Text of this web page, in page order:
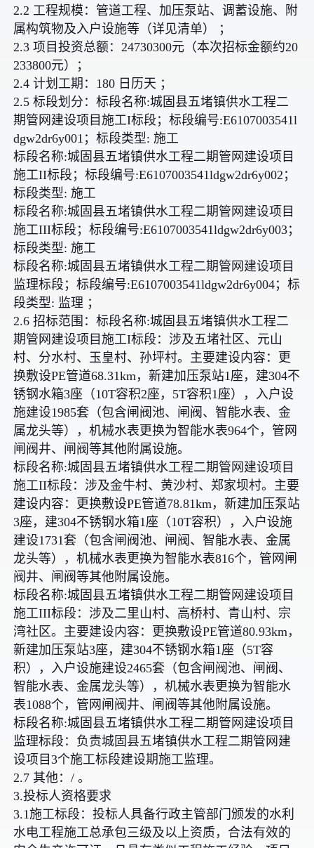
2.2 工程规模：管道工程、加压泵站、调蓄设施、附
属构筑物及入户设施等（详见清单） ；
2.3 项目投资总额：24730300元（本次招标金额约20
233800元）；
2.4 计划工期：180 日历天 ；
2.5 标段划分：标段名称:城固县五堵镇供水工程二
期管网建设项目施工I标段；标段编号:E6107003541l
dgw2dr6y001；标段类型: 施工
标段名称:城固县五堵镇供水工程二期管网建设项目
施工II标段；标段编号:E6107003541ldgw2dr6y002；
标段类型: 施工
标段名称:城固县五堵镇供水工程二期管网建设项目
施工III标段；标段编号:E6107003541ldgw2dr6y003；
标段类型: 施工
标段名称:城固县五堵镇供水工程二期管网建设项目
监理标段；标段编号:E6107003541ldgw2dr6y004；标
段类型: 监理 ；
2.6 招标范围：标段名称:城固县五堵镇供水工程二
期管网建设项目施工I标段：涉及五堵社区、元山
村、分水村、玉皇村、孙坪村。主要建设内容：更
换敷设PE管道68.31km，新建加压泵站1座，建304不
锈钢水箱3座（10T容积2座，5T容积1座），入户设
施建设1985套（包含闸阀池、闸阀、智能水表、金
属龙头等），机械水表更换为智能水表964个，管网
闸阀井、闸阀等其他附属设施。
标段名称:城固县五堵镇供水工程二期管网建设项目
施工II标段：涉及金牛村、黄沙村、郑家坝村。主要
建设内容：更换敷设PE管道78.81km，新建加压泵站
3座，建304不锈钢水箱1座（10T容积），入户设施
建设1731套（包含闸阀池、闸阀、智能水表、金属
龙头等），机械水表更换为智能水表816个，管网闸
阀井、闸阀等其他附属设施。
标段名称:城固县五堵镇供水工程二期管网建设项目
施工III标段：涉及二里山村、高桥村、青山村、宗
湾社区。主要建设内容：更换敷设PE管道80.93km，
新建加压泵站3座，建304不锈钢水箱1座（5T容
积），入户设施建设2465套（包含闸阀池、闸阀、
智能水表、金属龙头等），机械水表更换为智能水
表1088个，管网闸阀井、闸阀等其他附属设施。
标段名称:城固县五堵镇供水工程二期管网建设项目
监理标段：负责城固县五堵镇供水工程二期管网建
设项目3个施工标段建设期施工监理。
2.7 其他：/ 。
3.投标人资格要求
3.1施工标段：投标人具备行政主管部门颁发的水利
水电工程施工总承包三级及以上资质，合法有效的